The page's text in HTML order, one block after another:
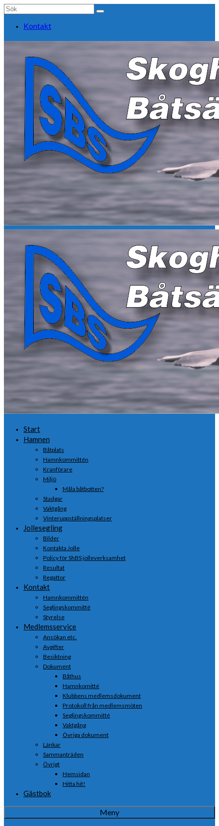
Search
Kontakt
Start
Hamnen
Båtplats
Hamnkommittén
Kranförare
Miljö
Måla båtbotten?
Stadgar
Vaktgång
Vinteruppställningsplatser
Jollesegling
Bilder
Kontakta Jolle
Policy för ShBS jolleverksamhet
Resultat
Regattor
Kontakt
Hamnkommittén
Seglingskommitté
Styrelse
Medlemsservice
Ansökan etc.
Avgifter
Besiktning
Dokument
Båthus
Hamnkomitté
Klubbens medlemsdokument
Protokoll från medlemsmöten
Seglingskommitté
Vaktgång
Övriga dokument
Länkar
Sammanträden
Övrigt
Hemsidan
Hitta hit!
Gästbok
Meny